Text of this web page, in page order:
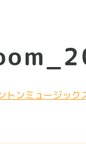
トンミュージック